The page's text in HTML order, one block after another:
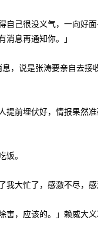
己很没义气，一向好面
消息再通知你。」
说是张涛要亲自去接
前埋伏好，情报果然准
。
大忙了，感激不尽，感
，应该的。」赖威大义